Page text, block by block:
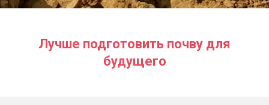
Лучше подготовить почву для
будущего